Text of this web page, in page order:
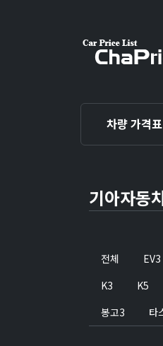
차량 가격표
기아자동
전체 EV3
K3
K5
봉고3
타